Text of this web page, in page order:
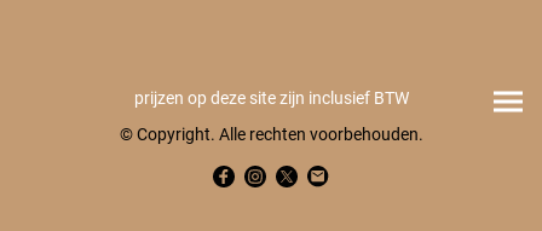
prijzen op deze site zijn inclusief BTW
© Copyright. Alle rechten voorbehouden.